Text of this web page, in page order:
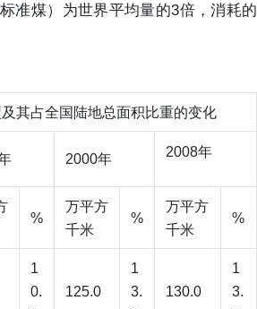
准煤）为世界平均量的3倍，消耗的
其占全国陆地总面积比重的变化
2000年 2008年
%
万平方
千米
%
万平方
千米
%
1
0.
125.0
1
3.
130.0
1
3.